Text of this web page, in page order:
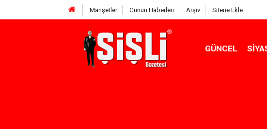
Manşetler Günün Haberleri Arşiv Sitene Ekle
GÜNCEL